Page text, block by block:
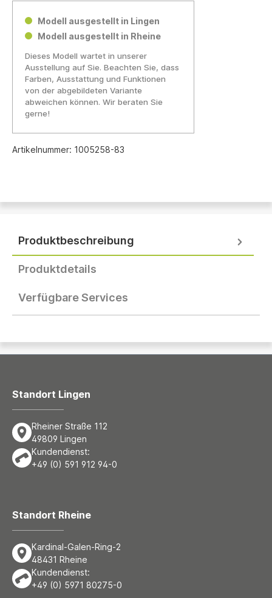
Modell ausgestellt in Lingen
Modell ausgestellt in Rheine
Dieses Modell wartet in unserer
Ausstellung auf Sie. Beachten Sie, dass
Farben, Ausstattung und Funktionen
von der abgebildeten Variante
abweichen können. Wir beraten Sie
gerne!
Artikelnummer: 1005258-83
Produktbeschreibung
Produktdetails
Verfügbare Services
Standort Lingen
Rheiner Straße 112
49809 Lingen
Kundendienst:
+49 (0) 591 912 94-0
Standort Rheine
Kardinal-Galen-Ring-2
48431 Rheine
Kundendienst:
+49 (0) 5971 80275-0